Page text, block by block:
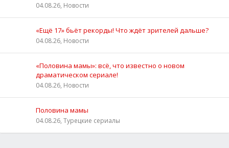
04.08.26, Новости
«Ещё 17» бьёт рекорды! Что ждёт зрителей дальше?
04.08.26, Новости
«Половина мамы»: всё, что известно о новом
драматическом сериале!
04.08.26, Новости
Половина мамы
04.08.26, Турецкие сериалы